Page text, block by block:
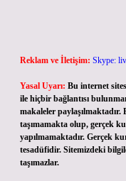
Reklam ve İletişim: Skype:
Yasal Uyarı: Bu internet
ile hiçbir bağlantısı
makaleler
taşımamakta olup, gerçek
yapılmamaktadır. Gerçek
tesadüfidir. Sitemizdeki
taşımazlar.